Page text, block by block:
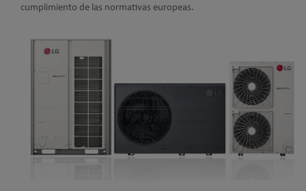
cumplimiento de las normativas europeas.